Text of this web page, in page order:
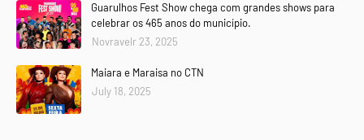
Guarulhos Fest Show chega com grandes shows para
celebrar os 465 anos do município.
Novravelr 23, 2025
Maiara e Maraisa no CTN
July 18, 2025